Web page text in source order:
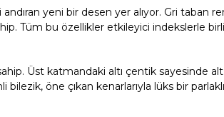
yeni bir desen yer alıyor. Gri taban
Tüm bu özellikler etkileyici indekslerle
Üst katmandaki altı çentik sayesinde
öne çıkan kenarlarıyla lüks bir